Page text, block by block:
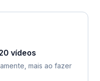
vídeos
mais ao fazer